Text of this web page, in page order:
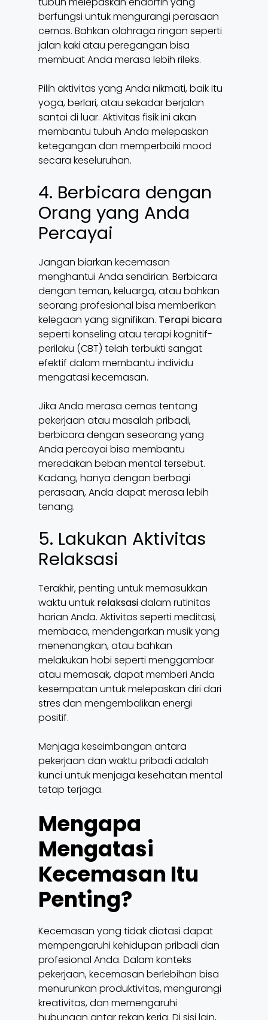
berfungsi untuk mengurangi perasaan
cemas. Bahkan olahraga ringan seperti
jalan kaki atau peregangan bisa
membuat Anda merasa lebih rileks.
Pilih aktivitas yang Anda nikmati, baik itu
yoga, berlari, atau sekadar berjalan
santai di luar. Aktivitas fisik ini akan
membantu tubuh Anda melepaskan
ketegangan dan memperbaiki mood
secara keseluruhan.
4. Berbicara dengan
Orang yang Anda
Percayai
Jangan biarkan kecemasan
menghantui Anda sendirian. Berbicara
dengan teman, keluarga, atau bahkan
seorang profesional bisa memberikan
kelegaan yang signifikan. Terapi bicara
seperti konseling atau terapi kognitif-
perilaku (CBT) telah terbukti sangat
efektif dalam membantu individu
mengatasi kecemasan.
Jika Anda merasa cemas tentang
pekerjaan atau masalah pribadi,
berbicara dengan seseorang yang
Anda percayai bisa membantu
meredakan beban mental tersebut.
Kadang, hanya dengan berbagi
perasaan, Anda dapat merasa lebih
tenang.
5. Lakukan Aktivitas
Relaksasi
Terakhir, penting untuk memasukkan
waktu untuk relaksasidalam rutinitas
harian Anda. Aktivitas seperti meditasi,
membaca, mendengarkan musik yang
menenangkan, atau bahkan
melakukan hobi seperti menggambar
atau memasak, dapat memberi Anda
kesempatan untuk melepaskan diri dari
stres dan mengembalikan energi
positif.
Menjaga keseimbangan antara
pekerjaan dan waktu pribadi adalah
kunci untuk menjaga kesehatan mental
tetap terjaga.
Mengapa
Mengatasi
Kecemasan Itu
Penting?
Kecemasan yang tidak diatasi dapat
mempengaruhi kehidupan pribadi dan
profesional Anda. Dalam konteks
pekerjaan, kecemasan berlebihan bisa
menurunkan produktivitas, mengurangi
kreativitas, dan memengaruhi
hubungan antar rekan kerja. Di sisi lain,